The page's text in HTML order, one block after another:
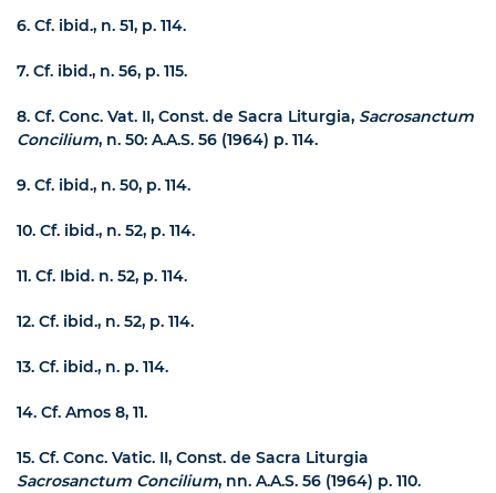
6. Cf. ibid., n. 51, p. 114.
7. Cf. ibid., n. 56, p. 115.
8. Cf. Conc. Vat. II, Const. de Sacra Liturgia, Sacrosanctum
Concilium, n. 50: A.A.S. 56 (1964) p. 114.
9. Cf. ibid., n. 50, p. 114.
10. Cf. ibid., n. 52, p. 114.
11. Cf. Ibid. n. 52, p. 114.
12. Cf. ibid., n. 52, p. 114.
13. Cf. ibid., n. p. 114.
14. Cf. Amos 8, 11.
15. Cf. Conc. Vatic. II, Const. de Sacra Liturgia
Sacrosanctum Concilium, nn. A.A.S. 56 (1964) p. 110.